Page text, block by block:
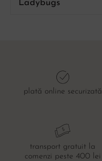
Ladybugs
plată online securizată
transport gratuit la
comenzi peste 400 lei